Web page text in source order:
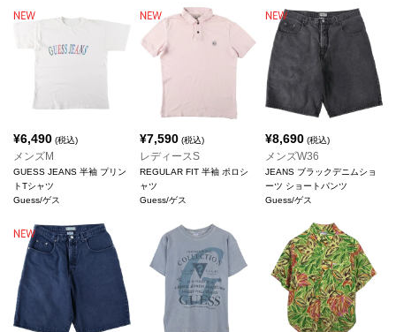
¥6,490 (税込)
メンズM
GUESS JEANS 半袖 プリン
トTシャツ
Guess/ゲス
¥7,590(税込)
レディースS
REGULAR FIT 半袖 ポロシ
ャツ
Guess/ゲス
¥8,690 (税込)
メンズW36
JEANS ブラックデニムショ
ーツ ショートパンツ
Guess/ゲス